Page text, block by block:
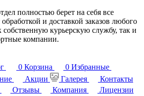
полностью берет на себя все
и доставкой заказов любого
собственную курьерскую службу, так и
компании.
0 Корзина 0 Избранные
Акции Галерея
Контакты
Отзывы Компания
Лицензии